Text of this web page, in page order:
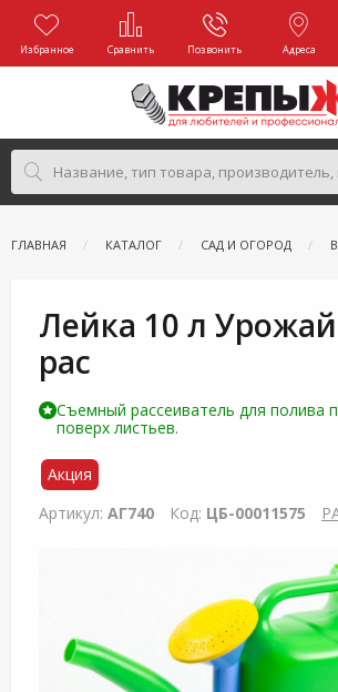
Избранное Сравнить Позвонить Адреса
ГЛАВНАЯ КАТАЛОГ САД И ОГОРОД
Лейка 10 л
рас
Съемный рассеиватель для полива
поверх листьев.
Акция
Артикул: АГ740 Код: ЦБ-00011575